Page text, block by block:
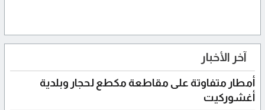
آخر الأخبار
أمطار متفاوتة على مقاطعة مكطع لحجار وبلدية
أغشوركيت